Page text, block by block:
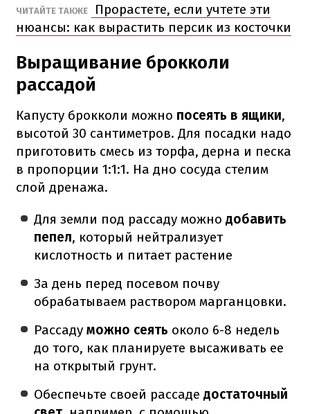
ЧИТАЙТЕ ТАКЖЕ
Прорастете, если учтете эти
нюансы: как вырастить персик из косточки
Выращивание брокколи
рассадой
Капусту брокколи можно посеять в ящики,
высотой 30 сантиметров. Для посадки надо
приготовить смесь из торфа, дерна и песка
в пропорции 1:1:1. На дно сосуда стелим
слой дренажа.
Для земли под рассаду можно добавить
пепел, который нейтрализует
кислотность и питает растение
За день перед посевом почву
обрабатываем раствором марганцовки.
Рассаду можно сеять около 6-8 недель
до того, как планируете высаживать ее
на открытый грунт.
Обеспечьте своей рассаде достаточный